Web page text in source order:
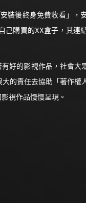
裝後終身免費收看」，
購買的XX盒子，其連
好的影視作品，社會大
的責任去協助「著作權
視作品慢慢呈現。